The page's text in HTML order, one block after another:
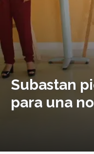
Subastan
para una